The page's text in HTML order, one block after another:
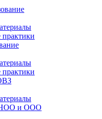
и ООО